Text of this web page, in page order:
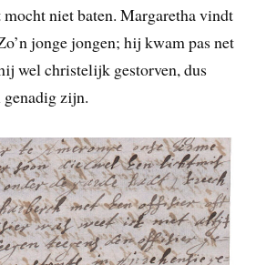
niet baten. Margaretha vindt
jonge jongen; hij kwam pas net
wel christelijk gestorven, dus
zijn.